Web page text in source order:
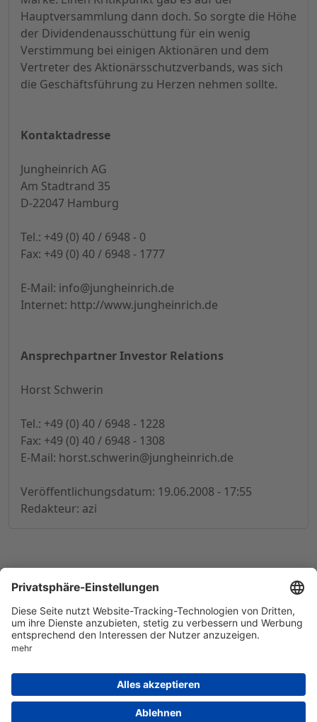
Hauptversammlung dann doch. So sorgte die Höhe
der Dividendenausschüttung für ein wenig
Verstimmung bei einigen Aktionären und dem
Vertreter des Aktionärsschutzverbands, was sich
die Geschäftsführung zu Herzen nehmen sollte.
Kontaktadresse
Jungheinrich AG
Am Stadtrand 35
D-22047 Hamburg
Tel.: +49 (0) 40 / 6948 - 0
Fax: +49 (0) 40 / 6948 - 1777
E-Mail: info@jungheinrich.de
Internet: http://www.jungheinrich.de
Ansprechpartner Investor Relations
Horst Schwerin
Tel.: +49 (0) 40 / 6948 - 1228
Fax: +49 (0) 40 / 6948 - 1308
E-Mail: horst.schwerin@jungheinrich.de
Veröffentlichungsdatum: 19.06.2008 - 17:55
Redakteur: azi
© 1998-2026by GSC Research GmbH
Datenschutz